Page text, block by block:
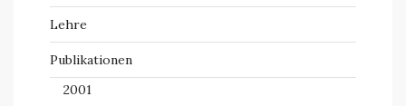
Lehre
Publikationen
2001